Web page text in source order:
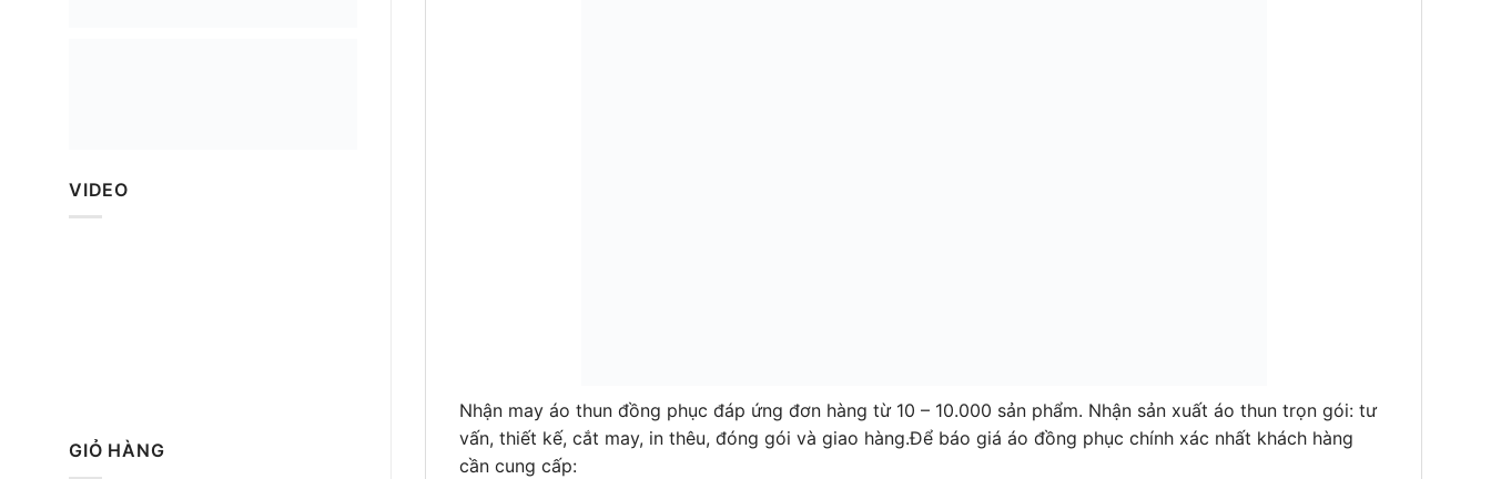
VIDEO
GIỎ HÀNG
Nhận may áo thun đồng phục đáp ứng đơn hàng từ 10 – 10.000 sản phẩm. Nhận sản xuất áo thun trọn gói: tư
vấn, thiết kế, cắt may, in thêu, đóng gói và giao hàng.Để báo giá áo đồng phục chính xác nhất khách hàng
cần cung cấp: